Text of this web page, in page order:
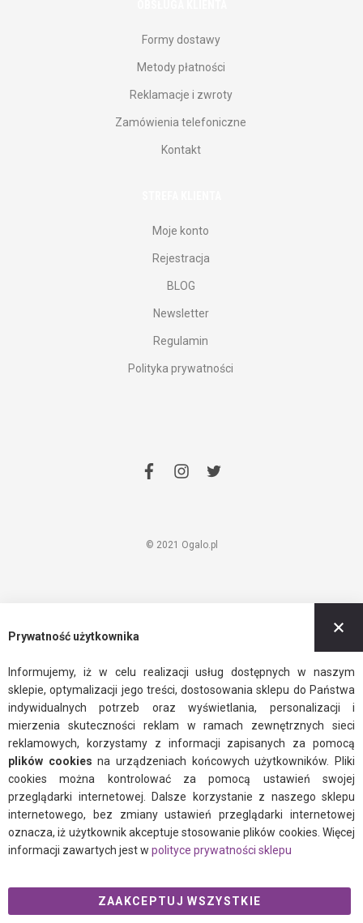
Formy dostawy
Metody płatności
Reklamacje i zwroty
Zamówienia telefoniczne
Kontakt
Moje konto
Rejestracja
BLOG
Newsletter
Regulamin
Polityka prywatności
facebook
instagram
twitter
© 2021 Ogalo.pl
Prywatność użytkownika
Informujemy, iż w celu realizacji usług dostępnych w naszym
sklepie, optymalizacji jego treści, dostosowania sklepu do Państwa
indywidualnych potrzeb oraz wyświetlania, personalizacji i
mierzenia skuteczności reklam w ramach zewnętrznych sieci
reklamowych, korzystamy z informacji zapisanych za pomocą
plików cookiesna urządzeniach końcowych użytkowników. Pliki
cookies można kontrolować za pomocą ustawień swojej
przeglądarki internetowej. Dalsze korzystanie z naszego sklepu
internetowego, bez zmiany ustawień przeglądarki internetowej
oznacza, iż użytkownik akceptuje stosowanie plików cookies. Więcej
informacji zawartych jest w polityce prywatności sklepu
ZAAKCEPTUJ WSZYSTKIE